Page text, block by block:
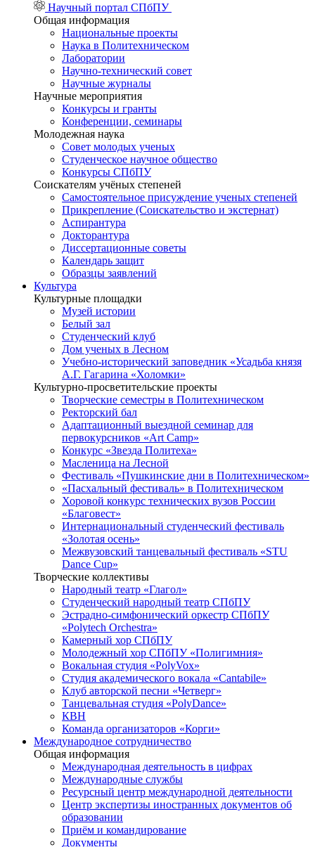
Научный портал СПбПУ
Общая информация
Национальные проекты
Наука в Политехническом
Лаборатории
Научно-технический совет
Научные журналы
Научные мероприятия
Конкурсы и гранты
Конференции, семинары
Молодежная наука
Совет молодых ученых
Студенческое научное общество
Конкурсы СПбПУ
Соискателям учёных степеней
Самостоятельное присуждение ученых степеней
Прикрепление (Соискательство и экстернат)
Аспирантура
Докторантура
Диссертационные советы
Календарь защит
Образцы заявлений
Культура
Культурные площадки
Музей истории
Белый зал
Студенческий клуб
Дом ученых в Лесном
Учебно-исторический заповедник «Усадьба князя
А.Г. Гагарина «Холомки»
Культурно-просветительские проекты
Творческие семестры в Политехническом
Ректорский бал
Адаптационный выездной семинар для
первокурсников «Art Camp»
Конкурс «Звезда Политеха»
Масленица на Лесной
Фестиваль «Пушкинские дни в Политехническом»
«Пасхальный фестиваль» в Политехническом
Хоровой конкурс технических вузов России
«Благовест»
Интернациональный студенческий фестиваль
«Золотая осень»
Межвузовский танцевальный фестиваль «STU
Dance Cup»
Творческие коллективы
Народный театр «Глагол»
Студенческий народный театр СПбПУ
Эстрадно-симфонический оркестр СПбПУ
«Polytech Orchestra»
Камерный хор СПбПУ
Молодежный хор СПбПУ «Полигимния»
Вокальная студия «PolyVox»
Студия академического вокала «Cantabile»
Клуб авторской песни «Четверг»
Танцевальная студия «PolyDance»
КВН
Команда организаторов «Корги»
Международное сотрудничество
Общая информация
Международная деятельность в цифрах
Международные службы
Ресурсный центр международной деятельности
Центр экспертизы иностранных документов об
образовании
Приём и командирование
Документы